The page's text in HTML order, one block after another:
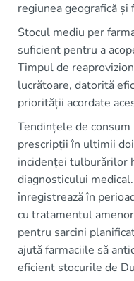
regiunea geografică
Stocul mediu per
suficient pentru a
Timpul de
lucrătoare, datorită
priorității acordate
Tendințele de
prescripții în ultimii
incidenței tulburărilor
diagnosticului
înregistrează în
cu tratamentul
pentru sarcini
ajută farmaciile să
eficient stocurile de